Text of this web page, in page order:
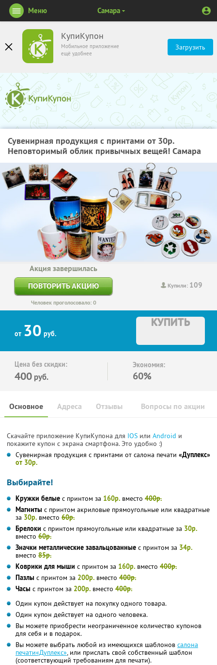
КупиКупон
Мобильное приложение
ещё удобнее
Загрузить
Меню Самара
Сувенирная продукция с принтами от 30р.
Неповторимый облик привычных вещей! Самара
Купили: 109
Акция завершилась
ПОВТОРИТЬ АКЦИЮ
Человек проголосовало: 0
от 30 руб.
КУПИТЬ
Цена без скидки:
400 руб.
Экономия:
60%
Основное Отзывы Вопросы по акции
Адреса
Скачайте приложение КупиКупона для IOS или Android и
покажите купон с экрана смартфона. Это удобно :)
Сувенирная продукция с принтами от салона печати «Дуплекс»
от 30р.
Выбирайте!
Кружки белые с принтом за 160р. вместо 400р.
Магниты с принтом акриловые прямоугольные или квадратные
за 30р. вместо 60р.
Брелоки с принтом прямоугольные или квадратные за 30р.
вместо 60р.
Значки металлические завальцованные с принтом за 34р.
вместо 85р.
Коврики для мыши с принтом за 160р. вместо 400р.
Пазлы с принтом за 200р. вместо 400р.
Часы с принтом за 200р. вместо 400р.
Один купон действует на покупку одного товара.
Один купон действует на одного человека.
Вы можете приобрести неограниченное количество купонов
для себя и в подарок.
Вы можете выбрать любой из имеющихся шаблонов салона
печати«Дуплекс», или прислать свой собственный шаблон
(соответствующий требованиям для печати).